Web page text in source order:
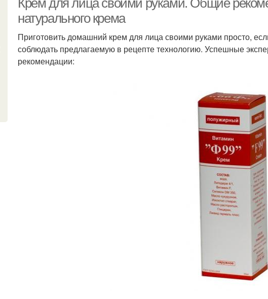
Крем для лица своими руками. Общие
натурального крема
Приготовить домашний крем для лица своими руками просто,
соблюдать предлагаемую в рецепте технологию. Успешные
рекомендации: